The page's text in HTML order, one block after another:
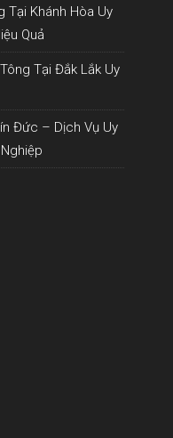
Tại Khánh Hòa Uy
Quả
Tại Đắk Lắk Uy
Đức – Dịch Vụ Uy